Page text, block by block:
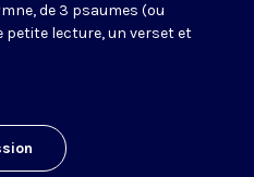
de 3 psaumes (ou
petite lecture, un verset et